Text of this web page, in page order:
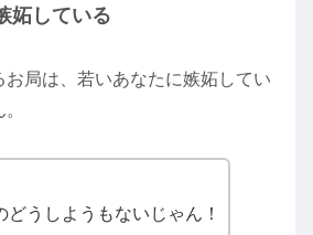
妬している
お局は、若いあなたに嫉妬してい
どうしようもないじゃん！